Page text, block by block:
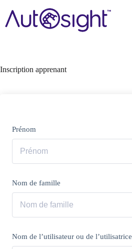
contenu
Inscription apprenant
Prénom
Nom de famille
Nom de l’utilisateur ou de l’utilisatrice